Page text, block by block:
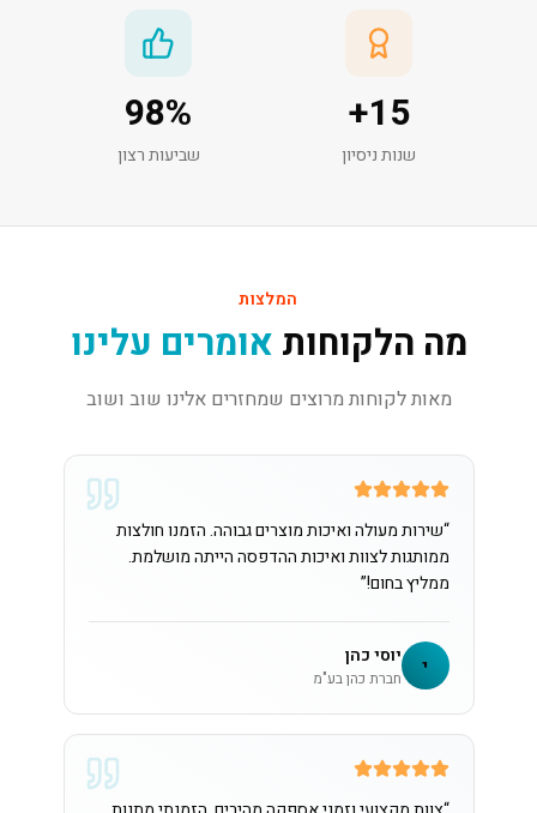
15
+
שנות ניסיון
98%
שביעות רצון
המלצות
מה הלקוחות אומרים עלינו
מאות לקוחות מרוצים שמחזרים אלינו שוב ושוב
“שירות מעולה ואיכות מוצרים גבוהה. הזמנו חולצות
ממותגות לצוות ואיכות ההדפסה הייתה מושלמת.
ממליץ בחום!”
י יוסי כהן
חברת כהן בע"מ